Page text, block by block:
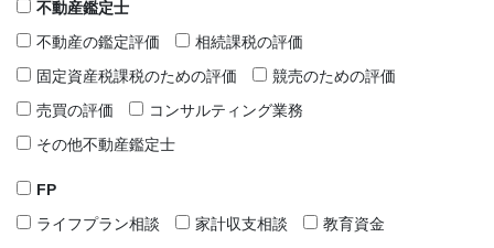
不動産鑑定士
不動産の鑑定評価
相続課税の評価
固定資産税課税のための評価
競売のための評価
売買の評価
コンサルティング業務
その他不動産鑑定士
FP
ライフプラン相談
家計収支相談
教育資金